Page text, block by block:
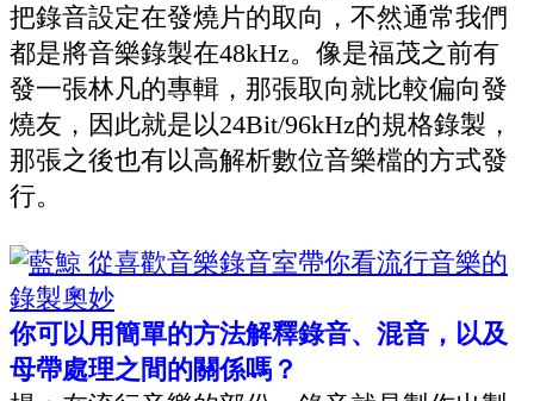
把錄音設定在發燒片的取向，不然通常我們
都是將音樂錄製在48kHz。像是福茂之前有
發一張林凡的專輯，那張取向就比較偏向發
燒友，因此就是以24Bit/96kHz的規格錄製，
那張之後也有以高解析數位音樂檔的方式發
行。
你可以用簡單的方法解釋錄音、混音，以及
母帶處理之間的關係嗎？